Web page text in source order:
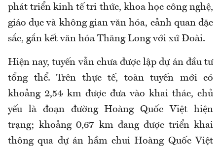
phát triển kinh tế tri thức, khoa học công nghệ,
giáo dục và không gian văn hóa, cảnh quan đặc
sắc, gắn kết văn hóa Thăng Long với xứ Đoài.
Hiện nay, tuyến vẫn chưa được lập dự án đầu tư
tổng thể. Trên thực tế, toàn tuyến mới có
khoảng 2,54 km được đưa vào khai thác, chủ
yếu là đoạn đường Hoàng Quốc Việt hiện
trạng; khoảng 0,67 km đang được triển khai
thông qua dự án hầm chui Hoàng Quốc Việt